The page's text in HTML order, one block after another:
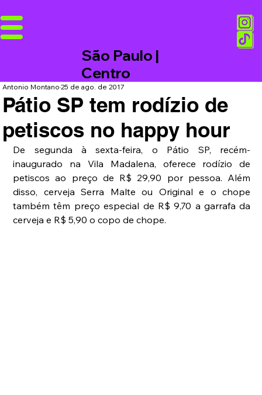
São Paulo |
Centro
Pátio SP tem rodízio de
petiscos no happy hour
Antonio Montano25 de ago. de 2017
De segunda à sexta-feira, o Pátio SP, recém-
inaugurado na Vila Madalena, oferece rodízio de
petiscos ao preço de R$ 29,90 por pessoa. Além
disso, cerveja Serra Malte ou Original e o chope
também têm preço especial de R$ 9,70 a garrafa da
cerveja e R$ 5,90 o copo de chope.